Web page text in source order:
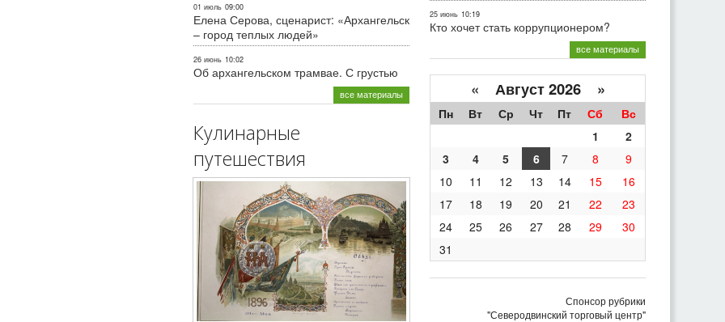
01 июль 09:00
Елена Серова, сценарист: «Архангельск
– город теплых людей»
26 июнь 10:02
Об архангельском трамвае. С грустью
все материалы
Кулинарные
путешествия
25 июнь 10:19
Кто хочет стать коррупционером?
все материалы
« Август 2026 »
Пн Вт Ср Чт Пт Сб
Вс
1
2
3
4 5 6 7 8
9
10
11 12 13 14 15
16
17
18 19 20 21 22
23
24
25 26 27 28 29
30
31
Спонсор рубрики
"Северодвинский торговый центр"